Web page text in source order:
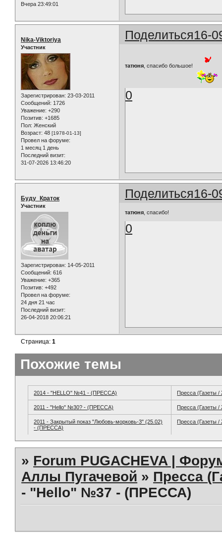
Вчера 23:49:01
Поделиться16-
Nika-Viktoriya
Участник
Зарегистрирован: 23-03-2011
Сообщений: 1726
Уважение: +290
Позитив: +1685
Пол: Женский
Возраст: 48 [1978-01-13]
Провел на форуме:
1 месяц 1 день
Последний визит:
31-07-2026 13:46:20
татюня, спасибо большое!
0
Поделиться16-
Буду_Краток
Участник
Зарегистрирован: 14-05-2011
Сообщений: 616
Уважение: +365
Позитив: +492
Провел на форуме:
24 дня 21 час
Последний визит:
26-04-2018 20:06:21
татюня , спасибо!
0
Страница:1
Похожие темы
2014 - "HELLO" №41 - (ПРЕССА) Пресса (Газеты
2011 - "Hello" №30? - (ПРЕССА) Пресса (Газеты
2011 - Закрытый показ "Любовь-морковь-3" (25.02)
- (ПРЕССА)
Пресса (Газеты
» Forum PUGACHEVA |
Аллы Пугачевой » Пресса
- "Hello" №37 - (ПРЕССА)